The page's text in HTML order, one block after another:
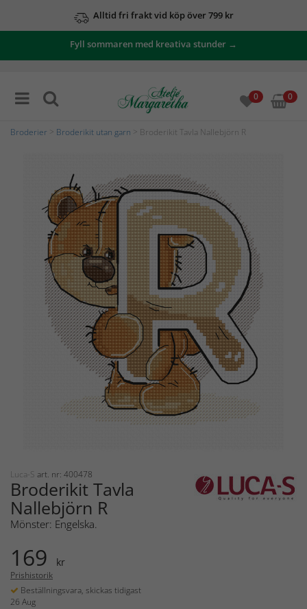
Alltid fri frakt vid köp över 799 kr
Fyll sommaren med kreativa stunder →
0 0
Broderier Broderikit utan garn > Broderikit Tavla Nallebjörn R
Luca-S art. nr: 400478
Broderikit Tavla
Nallebjörn R
Mönster: Engelska.
169 kr
Prishistorik
Beställningsvara, skickas tidigast
26 Aug